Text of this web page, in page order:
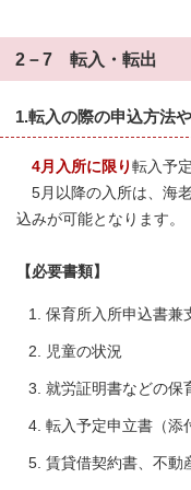
2－7 転入・転出
1.転入の際の申込方法
4月入所に限り 転入予
5月以降の入所は、海
込みが可能となります。
【必要書類】
保育所入所申込書兼
児童の状況
就労証明書などの保
転入予定申立書（添
賃貸借契約書、不動